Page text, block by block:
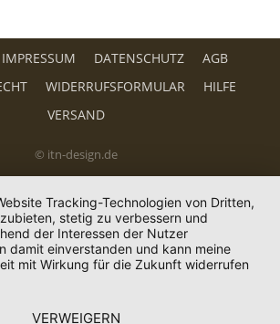
IMPRESSUM DATENSCHUTZ
AGB
WIDERRUFSFORMULAR
HILFE
VERSAND
© itn-design.de
Tracking-Technologien von Dritten,
stetig zu verbessern und
der Interessen der Nutzer
damit einverstanden und kann meine
mit Wirkung für die Zukunft widerrufen
VERWEIGERN